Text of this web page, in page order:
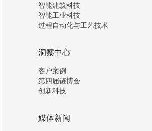
智能建筑科技
智能工业科技
过程自动化与工艺技术
洞察中心
客户案例
第四届链博会
创新科技
媒体新闻